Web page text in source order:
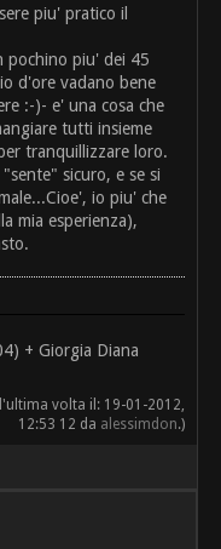
piu' pratico il
pochino piu' dei 45
d'ore vadano bene
:-)- e' una cosa che
tutti insieme
tranquillizzare loro.
sicuro, e se si
io piu' che
mia esperienza),
+ Giorgia Diana
volta il: 19-01-2012,
12:53 12 da alessimdon.)